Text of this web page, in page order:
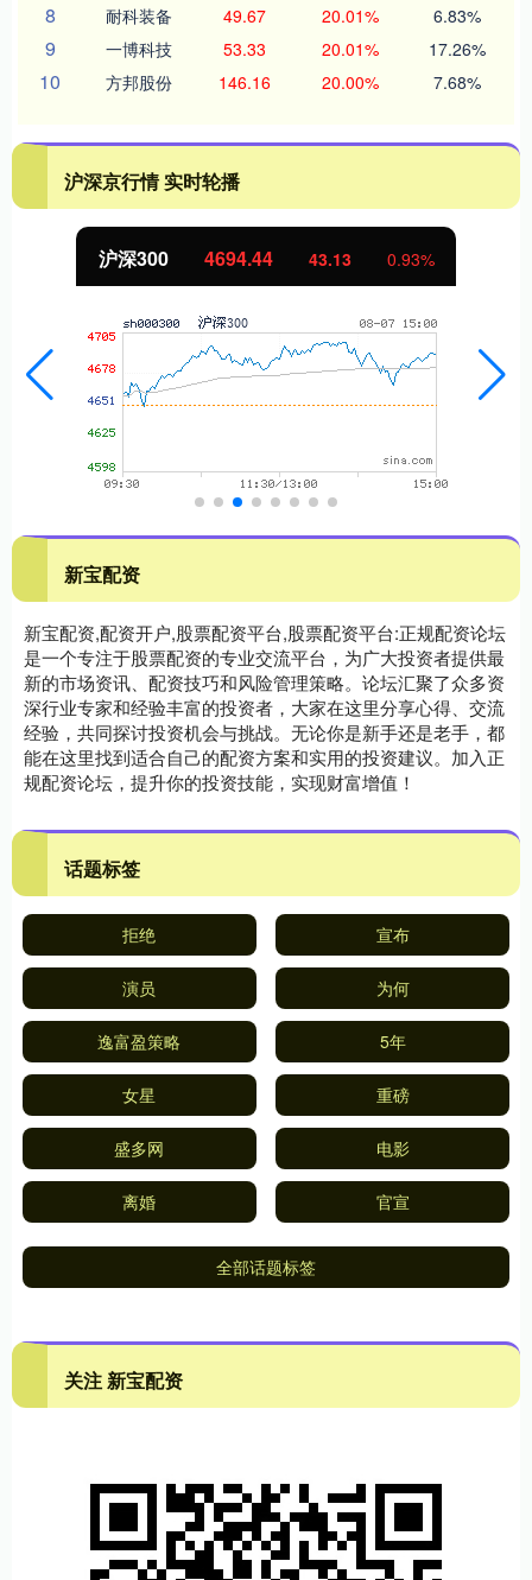
8 耐科装备 49.67 20.01% 6.83%
9 一博科技 53.33 20.01% 17.26%
10 方邦股份 146.16 20.00% 7.68%
沪深京行情 实时轮播
沪深300 4694.44 43.13 0.93%
新宝配资
新宝配资,配资开户,股票配资平台,股票配资平台:正规配资论坛
是一个专注于股票配资的专业交流平台，为广大投资者提供最
新的市场资讯、配资技巧和风险管理策略。论坛汇聚了众多资
深行业专家和经验丰富的投资者，大家在这里分享心得、交流
经验，共同探讨投资机会与挑战。无论你是新手还是老手，都
能在这里找到适合自己的配资方案和实用的投资建议。加入正
规配资论坛，提升你的投资技能，实现财富增值！
话题标签
拒绝 宣布
演员 为何
逸富盈策略 5年
女星 重磅
盛多网 电影
离婚 官宣
全部话题标签
关注 新宝配资